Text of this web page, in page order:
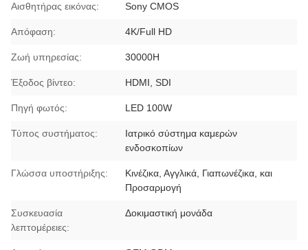
Αισθητήρας εικόνας: Sony CMOS
Απόφαση: 4K/Full HD
Ζωή υπηρεσίας: 30000H
Έξοδος βίντεο: HDMI, SDI
Πηγή φωτός: LED 100W
Τύπος συστήματος:
Ιατρικό σύστημα καμερών
ενδοσκοπίων
Γλώσσα υποστήριξης:
Κινέζικα, Αγγλικά, Γιαπωνέζικα, και
Προσαρμογή
Συσκευασία
λεπτομέρειες:
Δοκιμαστική μονάδα